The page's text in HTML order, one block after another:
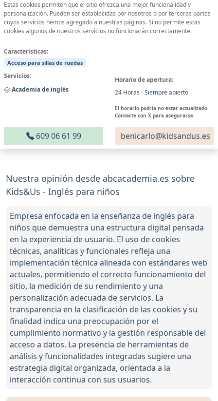
Estas cookies permiten que el sitio ofrezca una mejor funcionalidad y
personalización. Pueden ser establecidas por nosotros o por terceras partes
cuyos servicios hemos agregado a nuestras páginas. Si no permite estas
cookies algunos de nuestros servicios no funcionarán correctamente.
Características:
Acceso para sillas de ruedas
Servicios:
Academia de inglés
Horario de apertura:
24 Horas - Siempre abierto
El horario podría no estar actualizado.
Contacte con X para asegurarse.
609 06 61 99 benicarlo@kidsandus.es
Nuestra opinión desde abcacademia.es sobre
Kids&Us - Inglés para niños
Empresa enfocada en la enseñanza de inglés para
niños que demuestra una estructura digital pensada
en la experiencia de usuario. El uso de cookies
técnicas, analíticas y funcionales refleja una
implementación técnica alineada con estándares web
actuales, permitiendo el correcto funcionamiento del
sitio, la medición de su rendimiento y una
personalización adecuada de servicios. La
transparencia en la clasificación de las cookies y su
finalidad indica una preocupación por el
cumplimiento normativo y la gestión responsable del
acceso a datos. La presencia de herramientas de
análisis y funcionalidades integradas sugiere una
estrategia digital organizada, orientada a la
interacción continua con sus usuarios.